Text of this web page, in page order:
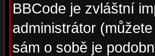
BBCode je zvláštní
administrátor
sám o sobě je